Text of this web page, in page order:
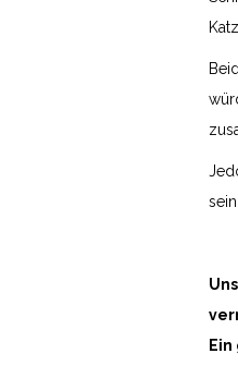
sein.